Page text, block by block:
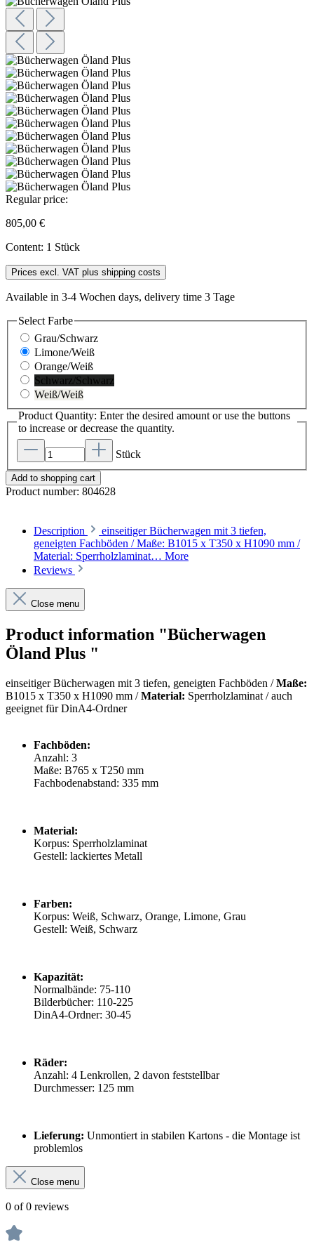
Regular price:
805,00 €
Content: 1 Stück
Prices excl. VAT plus shipping costs
Available in 3-4 Wochen days, delivery time 3 Tage
Select Farbe
Grau/Schwarz
Limone/Weiß
Orange/Weiß
Schwarz/Schwarz
Weiß/Weiß
Product Quantity: Enter the desired amount or use the buttons
to increase or decrease the quantity.
Stück
Add to shopping cart
Product number: 804628
Description
einseitiger Bücherwagen mit 3 tiefen,
geneigten Fachböden / Maße: B1015 x T350 x H1090 mm /
Material: Sperrholzlaminat… More
Reviews
Close menu
Product information "Bücherwagen
Öland Plus "
einseitiger Bücherwagen mit 3 tiefen, geneigten Fachböden /Maße:
B1015 x T350 x H1090 mm /Material: Sperrholzlaminat / auch
geeignet für DinA4-Ordner
Fachböden:
Anzahl: 3
Maße: B765 x T250 mm
Fachbodenabstand: 335 mm
Material:
Korpus: Sperrholzlaminat
Gestell: lackiertes Metall
Farben:
Korpus: Weiß, Schwarz, Orange, Limone, Grau
Gestell: Weiß, Schwarz
Kapazität:
Normalbände: 75-110
Bilderbücher: 110-225
DinA4-Ordner: 30-45
Räder:
Anzahl: 4 Lenkrollen, 2 davon feststellbar
Durchmesser: 125 mm
Lieferung: Unmontiert in stabilen Kartons - die Montage ist
problemlos
Close menu
0 of 0 reviews